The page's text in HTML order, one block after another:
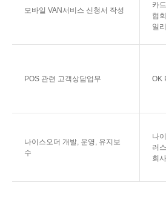
모바일 VAN서비스 신청서 작성
카
협
일
POS 관련 고객상담업무 OK
나이스오더 개발, 운영, 유지보
수
나
러
회사